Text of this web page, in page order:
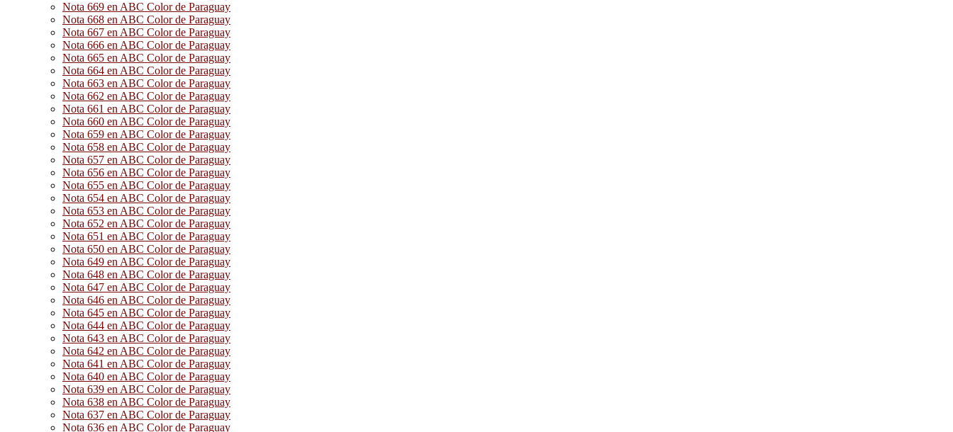
Nota 669 en ABC Color de Paraguay
Nota 668 en ABC Color de Paraguay
Nota 667 en ABC Color de Paraguay
Nota 666 en ABC Color de Paraguay
Nota 665 en ABC Color de Paraguay
Nota 664 en ABC Color de Paraguay
Nota 663 en ABC Color de Paraguay
Nota 662 en ABC Color de Paraguay
Nota 661 en ABC Color de Paraguay
Nota 660 en ABC Color de Paraguay
Nota 659 en ABC Color de Paraguay
Nota 658 en ABC Color de Paraguay
Nota 657 en ABC Color de Paraguay
Nota 656 en ABC Color de Paraguay
Nota 655 en ABC Color de Paraguay
Nota 654 en ABC Color de Paraguay
Nota 653 en ABC Color de Paraguay
Nota 652 en ABC Color de Paraguay
Nota 651 en ABC Color de Paraguay
Nota 650 en ABC Color de Paraguay
Nota 649 en ABC Color de Paraguay
Nota 648 en ABC Color de Paraguay
Nota 647 en ABC Color de Paraguay
Nota 646 en ABC Color de Paraguay
Nota 645 en ABC Color de Paraguay
Nota 644 en ABC Color de Paraguay
Nota 643 en ABC Color de Paraguay
Nota 642 en ABC Color de Paraguay
Nota 641 en ABC Color de Paraguay
Nota 640 en ABC Color de Paraguay
Nota 639 en ABC Color de Paraguay
Nota 638 en ABC Color de Paraguay
Nota 637 en ABC Color de Paraguay
Nota 636 en ABC Color de Paraguay